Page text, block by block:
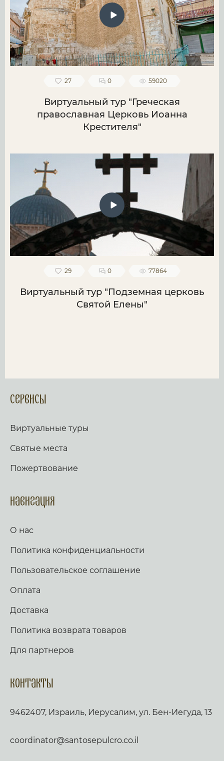
27 0 59020
Виртуальный тур "Греческая
православная Церковь Иоанна
Крестителя"
29 0 77864
Виртуальный тур "Подземная церковь
Святой Елены"
Сервисы
Виртуальные туры
Святые места
Пожертвование
Навигация
О нас
Политика конфиденциальности
Пользовательское соглашение
Оплата
Доставка
Политика возврата товаров
Для партнеров
Контакты
9462407, Израиль, Иерусалим, ул. Бен-Иегуда, 13
coordinator@santosepulcro.co.il